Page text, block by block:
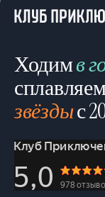
Ходимв
звёздыс